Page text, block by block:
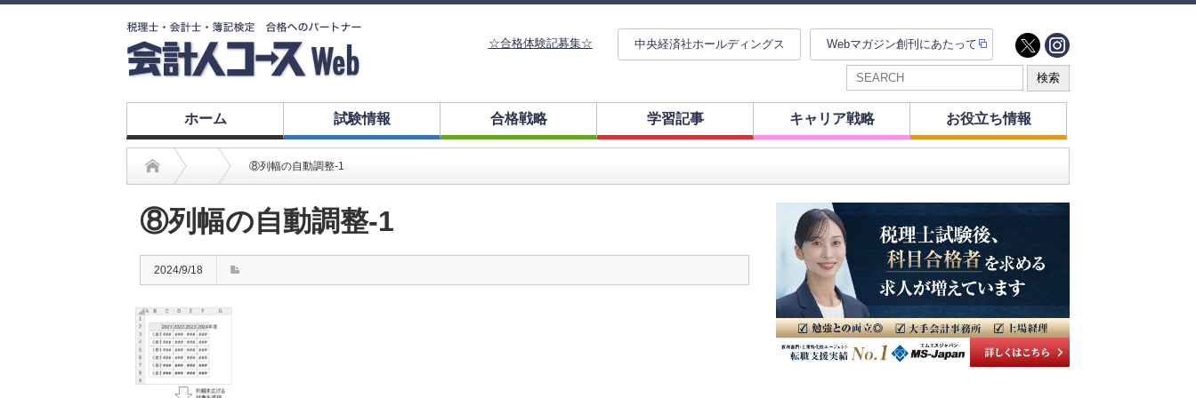
☆合格体験記募集☆ 中央経済社ホールディングス Webマガジン創刊にあたって
ホーム 試験情報 合格戦略 学習記事 キャリア戦略 お役立ち情報
⑧列幅の自動調整-1
⑧列幅の自動調整-1
2024/9/18